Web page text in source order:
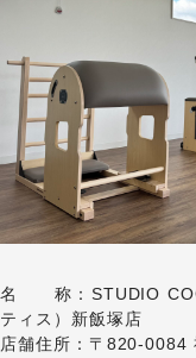
名 称：STUDIO
ティス）新飯塚店
店舗住所：〒820-0084